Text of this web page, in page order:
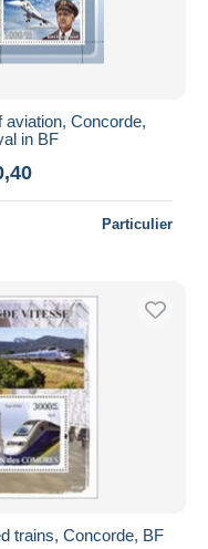
Concorde,
in BF
Particulier
trains, Concorde, BF